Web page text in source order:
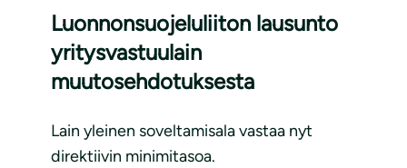
Luonnonsuojeluliiton lausunto
yritysvastuulain
muutosehdotuksesta
Lain yleinen soveltamisala vastaa nyt
direktiivin minimitasoa.